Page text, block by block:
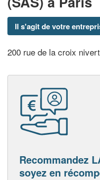
Il s'agit de votre
200 rue de la croix
Recommandez
soyez en